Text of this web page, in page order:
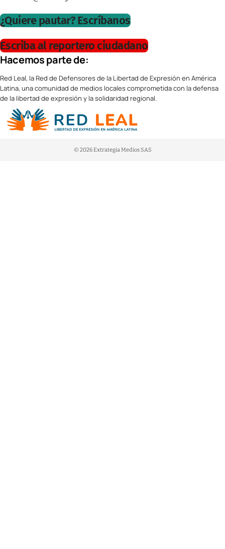
¿Quiere pautar? Escríbanos
Escriba al reportero ciudadano
Hacemos parte de:
Red Leal, la Red de Defensores de la Libertad de Expresión en América
Latina, una comunidad de medios locales comprometida con la defensa
de la libertad de expresión y la solidaridad regional.
© 2026 Extrategia Medios SAS